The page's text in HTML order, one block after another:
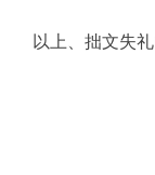
以上、拙文失